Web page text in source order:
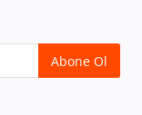
Abone Ol